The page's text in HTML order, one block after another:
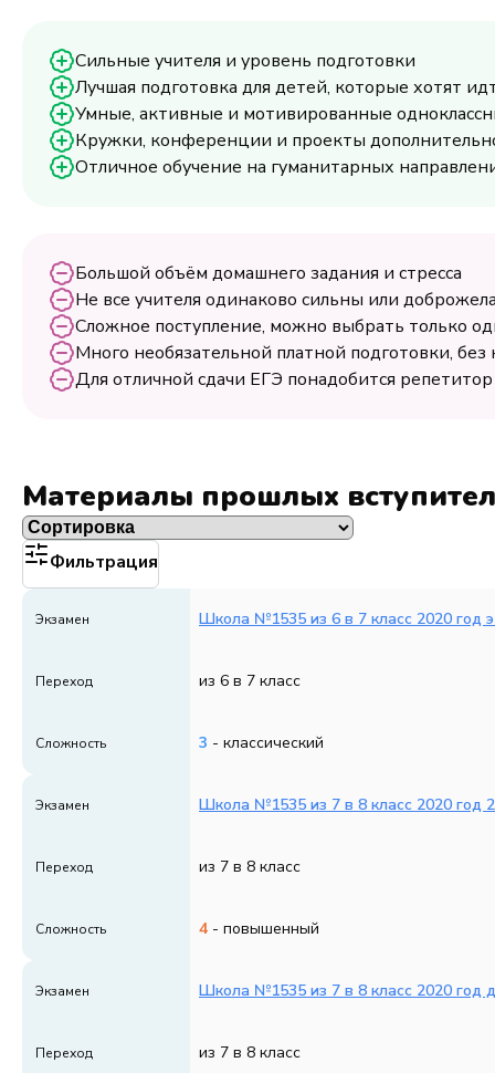
Сильные учителя и уровень подготовки
Лучшая подготовка для детей, которые хотят
Умные, активные и мотивированные
Кружки, конференции и проекты
Отличное обучение на гуманитарных
Большой объём домашнего задания и стресса
Не все учителя одинаково сильны или
Сложное поступление, можно выбрать только
Много необязательной платной подготовки,
Для отличной сдачи ЕГЭ понадобится репетитор
Материалы прошлых
Фильтрация
Экзамен Школа №1535 из 6 в 7 класс 2020 год
Переход из 6 в 7 класс
Сложность 3 - классический
Экзамен Школа №1535 из 7 в 8 класс 2020 год
Переход из 7 в 8 класс
Сложность 4 - повышенный
Экзамен Школа №1535 из 7 в 8 класс 2020 год
Переход из 7 в 8 класс